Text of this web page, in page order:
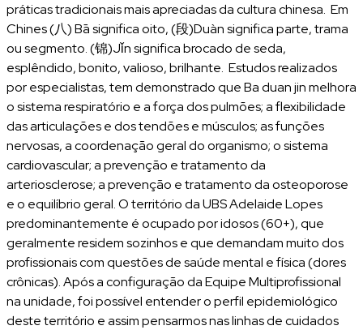
práticas tradicionais mais apreciadas da cultura chinesa. Em
Chines (八) Bā significa oito, (段)Duàn significa parte, trama
ou segmento. (锦)Jǐn significa brocado de seda,
esplêndido, bonito, valioso, brilhante. Estudos realizados
por especialistas, tem demonstrado que Ba duan jin melhora
o sistema respiratório e a força dos pulmões; a flexibilidade
das articulações e dos tendões e músculos; as funções
nervosas, a coordenação geral do organismo; o sistema
cardiovascular; a prevenção e tratamento da
arteriosclerose; a prevenção e tratamento da osteoporose
e o equilíbrio geral. O território da UBS Adelaide Lopes
predominantemente é ocupado por idosos (60+), que
geralmente residem sozinhos e que demandam muito dos
profissionais com questões de saúde mental e física (dores
crônicas). Após a configuração da Equipe Multiprofissional
na unidade, foi possível entender o perfil epidemiológico
deste território e assim pensarmos nas linhas de cuidados